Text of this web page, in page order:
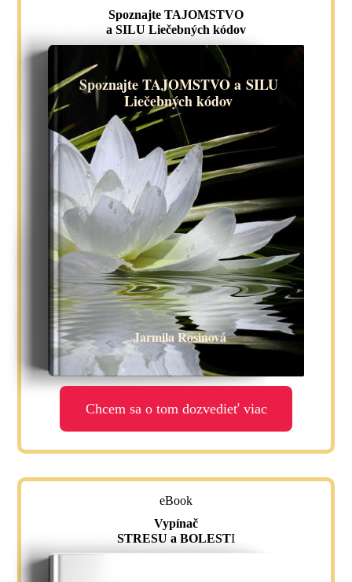
Spoznajte TAJOMSTVO
a SILU Liečebných kódov
Spoznajte TAJOMSTVO a SILU
Liečebných kódov
Jarmila Rosinová
Chcem sa o tom dozvedieť viac
eBook
Vypínač
STRESU a BOLESTI